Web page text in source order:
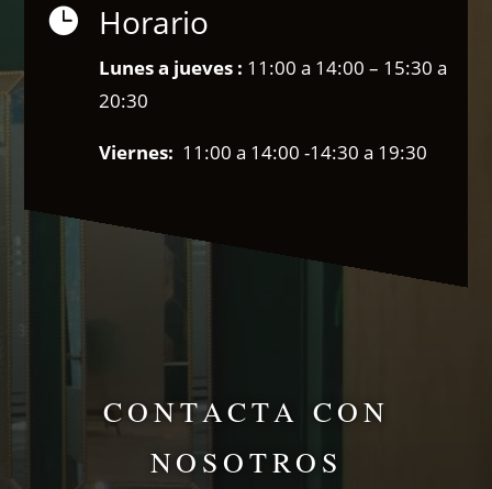
 Horario
Lunes a jueves : 11:00 a 14:00 – 15:30 a
20:30
Viernes: 11:00 a 14:00 -14:30 a 19:30
CONTACTA CON
NOSOTROS